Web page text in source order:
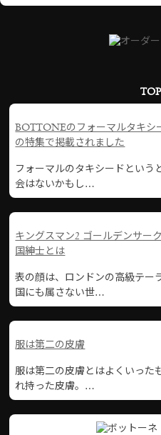
BOTTONEのフォーマルタキシ
の特集で掲載されました
フォーマルのタキシードという
会はないかもし…
キングスマン2 ゴールデンサー
国紳士とは
表の顔は、ロンドンの高級テー
国にも属さない世…
服は第二の皮膚
服は第二の皮膚とはよくいっ
れ持った皮膚。…